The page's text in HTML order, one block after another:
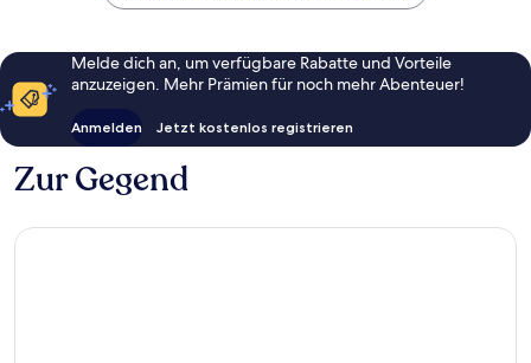
Melde dich an, um verfügbare Rabatte und Vorteile
anzuzeigen. Mehr Prämien für noch mehr Abenteuer!
Anmelden Jetzt kostenlos registrieren
Zur Gegend